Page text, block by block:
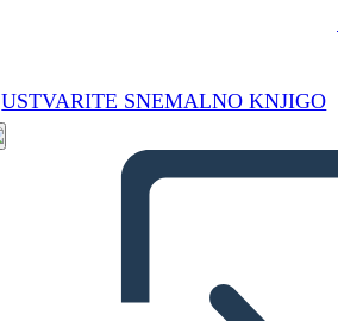
USTVARITE SNEMALNO KNJIGO